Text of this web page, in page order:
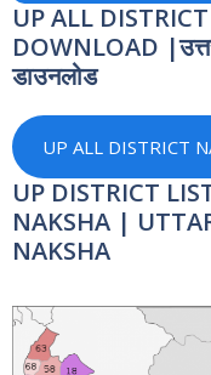
UP ALL
DOWNLOAD
डाउनलोड
UP ALL DISTRICT
UP DISTRICT
NAKSHA |
NAKSHA